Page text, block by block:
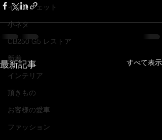
イタルジェット
小ネタ
CB250 G5 レストア
新着
インテリア
頂きもの
お客様の愛車
ファッション
最新記事 すべて表示